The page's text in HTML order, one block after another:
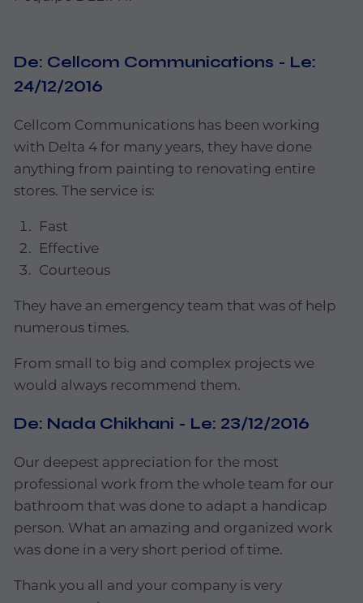
De: Cellcom Communications - Le:
24/12/2016
Cellcom Communications has been working
with Delta 4 for many years, they have done
anything from painting to renovating entire
stores. The service is:
Fast
Effective
Courteous
They have an emergency team that was of help
numerous times.
From small to big and complex projects we
would always recommend them.
De: Nada Chikhani - Le: 23/12/2016
Our deepest appreciation for the most
professional work from the whole team for our
bathroom that was done to adapt a handicap
person. What an amazing and organized work
was done in a very short period of time.
Thank you all and your company is very